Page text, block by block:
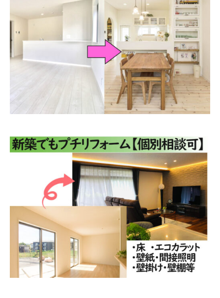
■保証やアフターを考える